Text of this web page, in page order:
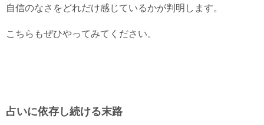
自信のなさをどれだけ感じているかが判明します。
こちらもぜひやってみてください。
占いに依存し続ける末路